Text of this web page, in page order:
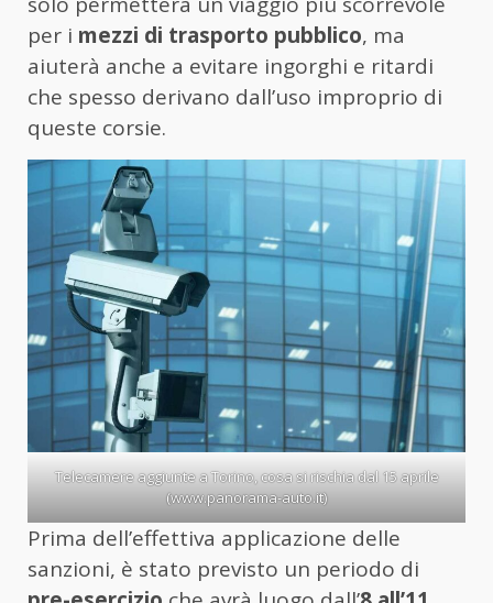
per i mezzi di trasporto pubblico, ma
aiuterà anche a evitare ingorghi e ritardi
che spesso derivano dall’uso improprio di
queste corsie.
Telecamere aggiunte a Torino, cosa si rischia dal 15 aprile
(www.panorama-auto.it)
Prima dell’effettiva applicazione delle
sanzioni, è stato previsto un periodo di